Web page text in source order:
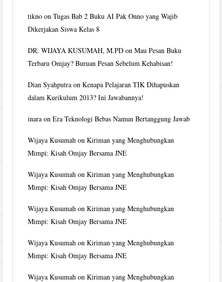
tikno onTugas Bab 2 Buku AI Pak Onno yang Wajib
Dikerjakan Siswa Kelas 8
DR. WIJAYA KUSUMAH, M.PD onMau Pesan Buku
Terbaru Omjay? Buruan Pesan Sebelum Kehabisan!
Dian Syahputra onKenapa Pelajaran TIK Dihapuskan
dalam Kurikulum 2013? Ini Jawabannya!
inara onEra Teknologi Bebas Namun Bertanggung Jawab
Wijaya Kusumah onKiriman yang Menghubungkan
Mimpi: Kisah Omjay Bersama JNE
Wijaya Kusumah onKiriman yang Menghubungkan
Mimpi: Kisah Omjay Bersama JNE
Wijaya Kusumah onKiriman yang Menghubungkan
Mimpi: Kisah Omjay Bersama JNE
Wijaya Kusumah onKiriman yang Menghubungkan
Mimpi: Kisah Omjay Bersama JNE
Wijaya Kusumah onKiriman yang Menghubungkan